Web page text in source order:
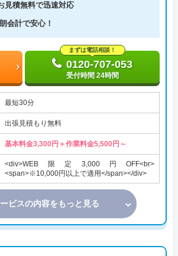
見積無料で迅速対応
会計で安心！
まずは電話相談！
0120-707-053
受付時間 24時間
最短30分
出張見積もり無料
基本料金3,300円＋作業料金5,500円～
<div>WEB限定3,000円OFF<br>
<span>※10,000円以上で適用</span></div>
ビスの内容をもっと見る